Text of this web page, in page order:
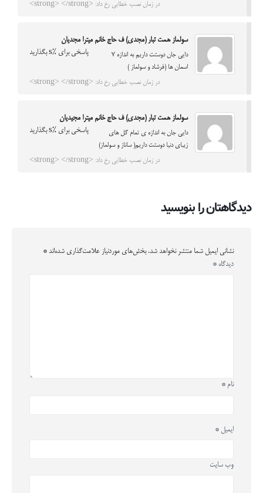
در زمان نصب خطایی رخ داد: <strong> </strong>
سولماز همت تبار (مجدي) ف حاج خانم ميترا مجديان
پاسخی برای %s بگذارید
دايي جان دوستت داريم به اندازه 7
اسمان ها (فرشاد و سولماز )
در زمان نصب خطایی رخ داد: <strong> </strong>
سولماز همت تبار (مجدي) ف حاج خانم ميترا مجيديان
پاسخی برای %s بگذارید
دايي جان به اندازه ي تمام گل هاي
زيباي دنيا دوستت داريم( ساناز و سولماز)
در زمان نصب خطایی رخ داد: <strong> </strong>
دیدگاهتان را بنویسید
نشانی ایمیل شما منتشر نخواهد شد. بخش‌های موردنیاز علامت‌گذاری شده‌اند *
دیدگاه *
نام *
ایمیل *
وب‌ سایت